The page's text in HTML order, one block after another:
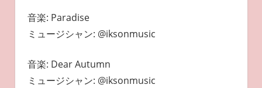
音楽: Paradise
ミュージシャン: @iksonmusic
音楽: Dear Autumn
ミュージシャン: @iksonmusic